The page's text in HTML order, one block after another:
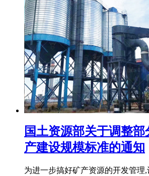
国土资源部关于调整
产建设规模标准的通知
为进一步搞好矿产资源的开发管理